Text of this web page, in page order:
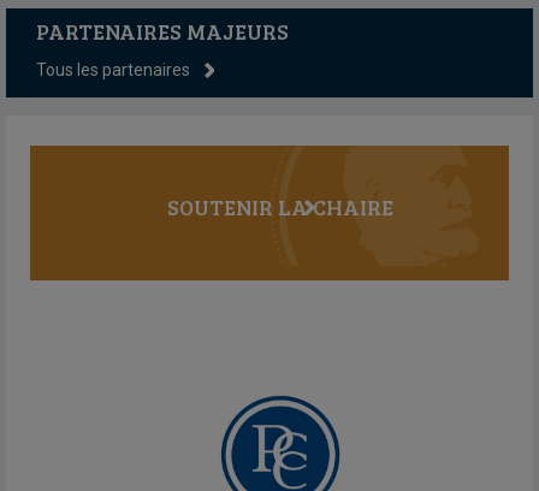
PARTENAIRES MAJEURS
Tous les partenaires
SOUTENIR LA CHAIRE